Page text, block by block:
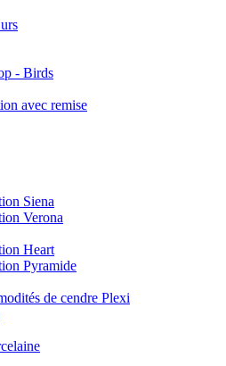
- Birds
avec remise
Siena
Verona
Heart
Pyramide
de cendre Plexi